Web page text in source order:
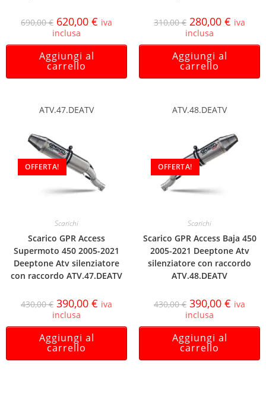
690,00€ 620,00 € iva
inclusa
Aggiungi al
carrello
310,00€ 280,00 € iva
inclusa
Aggiungi al
carrello
ATV.47.DEATV
OFFERTA!
Scarichi
Scarico GPR Access
Supermoto 450 2005-2021
Deeptone Atv silenziatore
con raccordo ATV.47.DEATV
430,00€ 390,00 € iva
inclusa
Aggiungi al
carrello
ATV.48.DEATV
OFFERTA!
Scarichi
Scarico GPR Access Baja 450
2005-2021 Deeptone Atv
silenziatore con raccordo
ATV.48.DEATV
430,00€ 390,00 € iva
inclusa
Aggiungi al
carrello